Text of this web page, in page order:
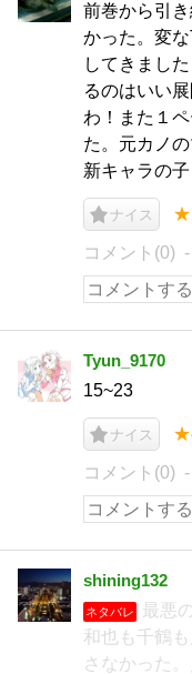
前巻から引
かった。変
してきまし
るのはいい
わ！また１
た。元カノ
新キャラの
ナイス
コメント(0)
Tyun_9170
15~23
ナイス
コメント(0)
shining132
ネタバレ
最悪
和也も千鶴
さなかった